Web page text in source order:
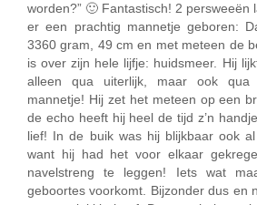
worden?” 🙂 Fantastisch! 2 persweeën
er een prachtig mannetje geboren:
3360 gram, 49 cm en met meteen de
is over zijn hele lijfje: huidsmeer. Hij
alleen qua uiterlijk, maar ook qua
mannetje! Hij zet het meteen op een
de echo heeft hij heel de tijd z’n
lief! In de buik was hij blijkbaar ook
want hij had het voor elkaar
navelstreng te leggen! Iets wat
geboortes voorkomt. Bijzonder dus en